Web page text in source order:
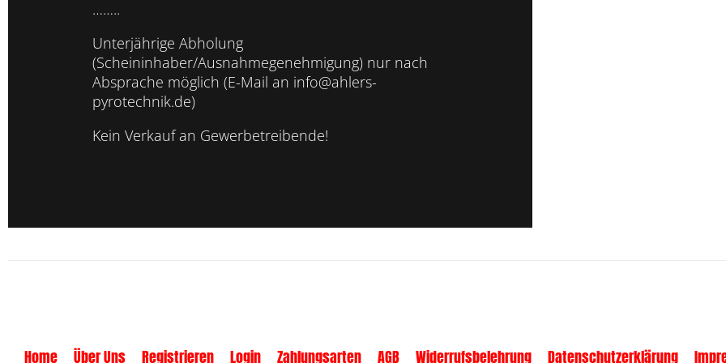
……..
Unterjährige Abholung
(Scheininhaber/Ausnahmegenehmigung) nur nach
Absprache möglich (E-Mail an info@ahlers-
pyrotechnik.de)
Kein Verkauf an Gewerbetreibende!
Home Über Uns Registrieren Login Zahlungsarten AGB Widerrufsbelehrung Datenschutzerklärung